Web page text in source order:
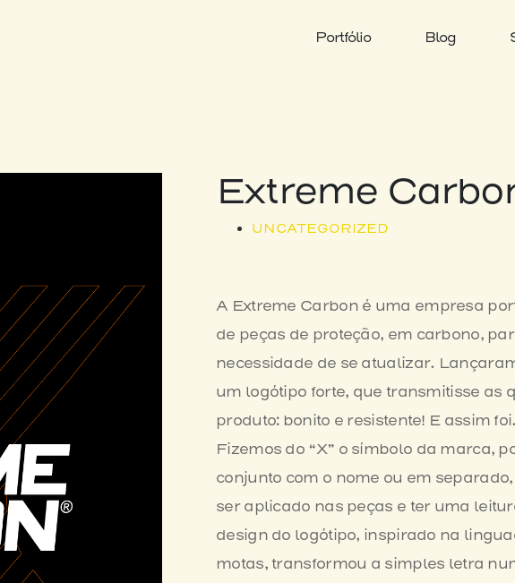
Portfólio Blog
Extreme
UNCATEGORIZED
A Extreme Carbon é uma empresa
de peças de proteção, em carbono,
necessidade de se atualizar.
um logótipo forte, que transmitisse as
produto: bonito e resistente! E assim foi.
Fizemos do “X” o símbolo da marca,
conjunto com o nome ou em
ser aplicado nas peças e ter uma
design do logótipo, inspirado na
motas, transformou a simples letra